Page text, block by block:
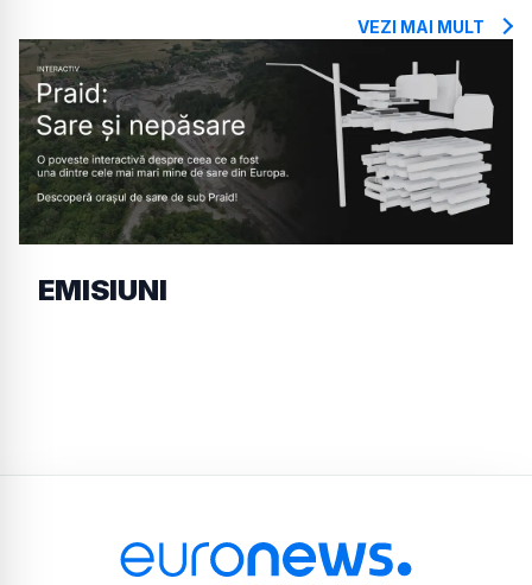
VEZI MAI MULT
EMISIUNI